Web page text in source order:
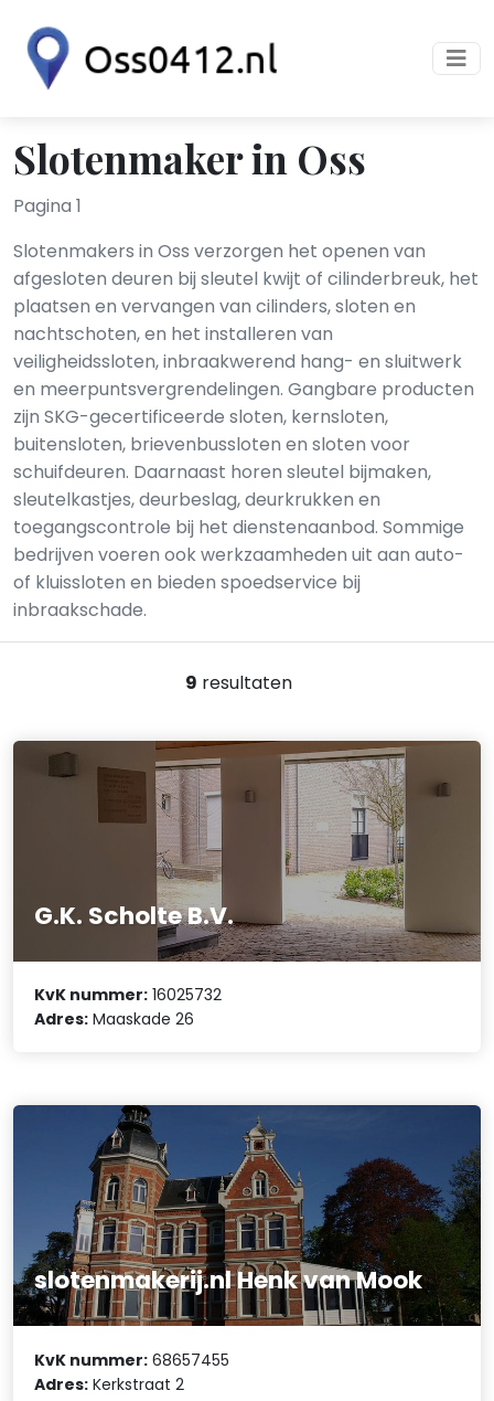
Slotenmaker in Oss
Pagina 1
Slotenmakers in Oss verzorgen het openen van
afgesloten deuren bij sleutel kwijt of cilinderbreuk, het
plaatsen en vervangen van cilinders, sloten en
nachtschoten, en het installeren van
veiligheidssloten, inbraakwerend hang- en sluitwerk
en meerpuntsvergrendelingen. Gangbare producten
zijn SKG-gecertificeerde sloten, kernsloten,
buitensloten, brievenbussloten en sloten voor
schuifdeuren. Daarnaast horen sleutel bijmaken,
sleutelkastjes, deurbeslag, deurkrukken en
toegangscontrole bij het dienstenaanbod. Sommige
bedrijven voeren ook werkzaamheden uit aan auto-
of kluis­sloten en bieden spoedservice bij
inbraakschade.
9 resultaten
G.K. Scholte B.V.
KvK nummer: 16025732
Adres: Maaskade 26
slotenmakerij.nl Henk van Mook
KvK nummer: 68657455
Adres: Kerkstraat 2